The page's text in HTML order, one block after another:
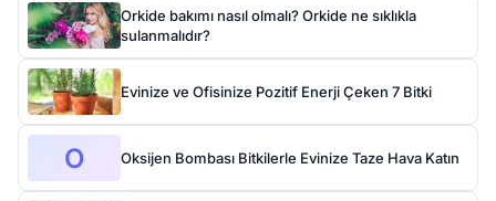
Orkide bakımı nasıl olmalı? Orkide ne sıklıkla
sulanmalıdır?
Evinize ve Ofisinize Pozitif Enerji Çeken 7 Bitki
O Oksijen Bombası Bitkilerle Evinize Taze Hava Katın